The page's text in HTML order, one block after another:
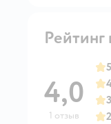
4,0
1 отзыв
5
3
2